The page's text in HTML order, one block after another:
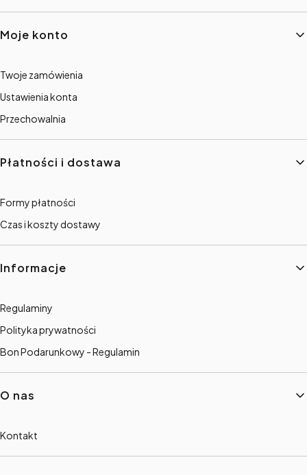
Linki w stopce
Moje konto
Twoje zamówienia
Ustawienia konta
Przechowalnia
Płatności i dostawa
Formy płatności
Czas i koszty dostawy
Informacje
Regulaminy
Polityka prywatności
Bon Podarunkowy - Regulamin
O nas
Kontakt